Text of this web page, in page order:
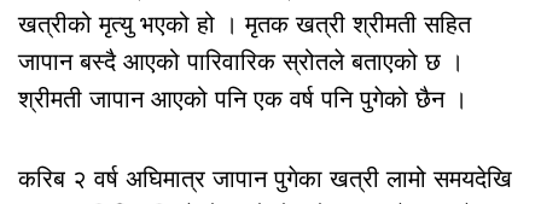
खत्रीको मृत्यु भएको हो । मृतक खत्री श्रीमती सहित
जापान बस्दै आएको पारिवारिक स्रोतले बताएको छ ।
श्रीमती जापान आएको पनि एक वर्ष पनि पुगेको छैन ।
करिब २ वर्ष अघिमात्र जापान पुगेका खत्री लामो समयदेखि